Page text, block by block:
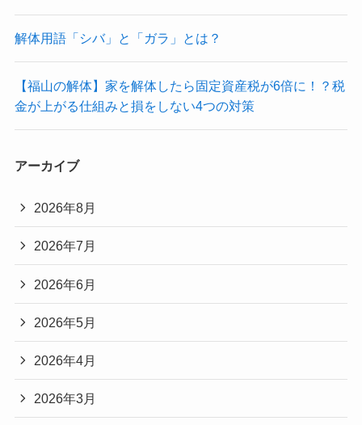
解体用語「シバ」と「ガラ」とは？
【福山の解体】家を解体したら固定資産税が6倍に！？税
金が上がる仕組みと損をしない4つの対策
アーカイブ
2026年8月
2026年7月
2026年6月
2026年5月
2026年4月
2026年3月